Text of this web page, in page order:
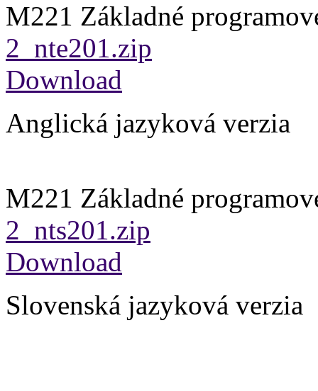
M221 Základné
2_nte201.zip
Download
Anglická jazyková verzia
M221 Základné
2_nts201.zip
Download
Slovenská jazyková verzia